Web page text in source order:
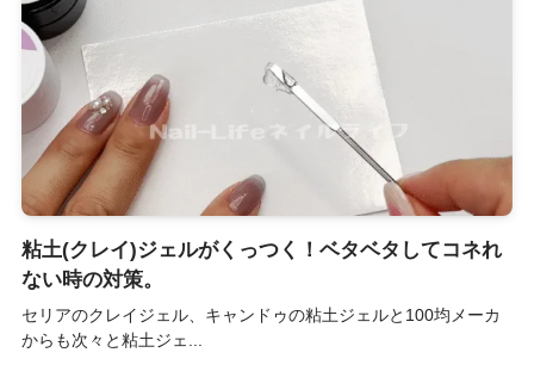
粘土(クレイ)ジェルがくっつく！ベタベタしてコネれ
ない時の対策。
セリアのクレイジェル、キャンドゥの粘土ジェルと100均メーカ
からも次々と粘土ジェ...